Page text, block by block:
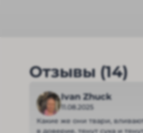
Отзывы (14)
Ivan Zhuck
11.08.2025
Какие же они твари,
в доверие, тянут сука и